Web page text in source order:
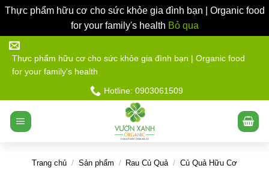
Thực phẩm hữu cơ cho sức khỏe gia đình bạn | Organic food
for your family's health Bỏ qua
Bỏ
qua
nội
Thực phẩm hữu cơ cho sức khỏe gia đình bạn | Organic food
for your family's health
Hotline: 0903061509
Trang chủ / Sản phẩm / Rau Củ Quả / Củ Quả Hữu Cơ